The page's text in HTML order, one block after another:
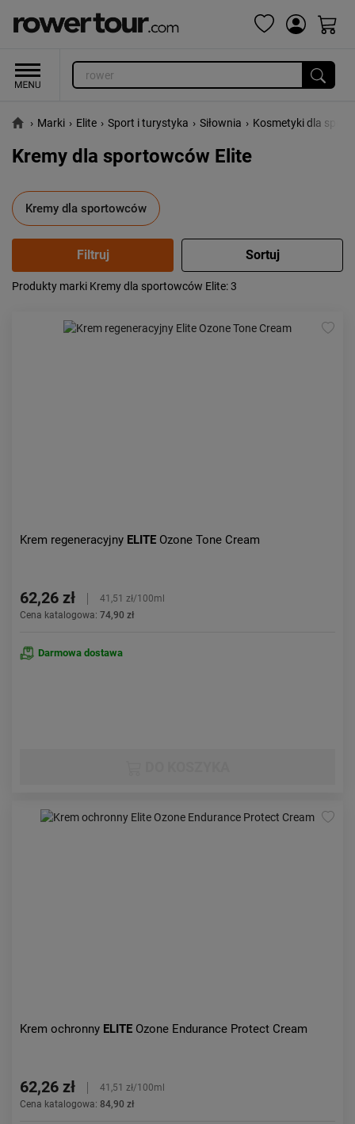
› Marki › Elite › Sport i turystyka › Siłownia › Kosmetyki dla
Kremy dla sportowców Elite
Kremy dla sportowców
Popularność:
od najwyższej
Produkty marki Kremy dla sportowców Elite: 3
Krem regeneracyjny ELITE Ozone Tone Cream
62,26 zł
41,51 zł/100ml
Cena katalogowa: 74,90 zł
Darmowa dostawa
Krem ochronny ELITE Ozone Endurance Protect Cream
62,26 zł
41,51 zł/100ml
Cena katalogowa: 84,90 zł